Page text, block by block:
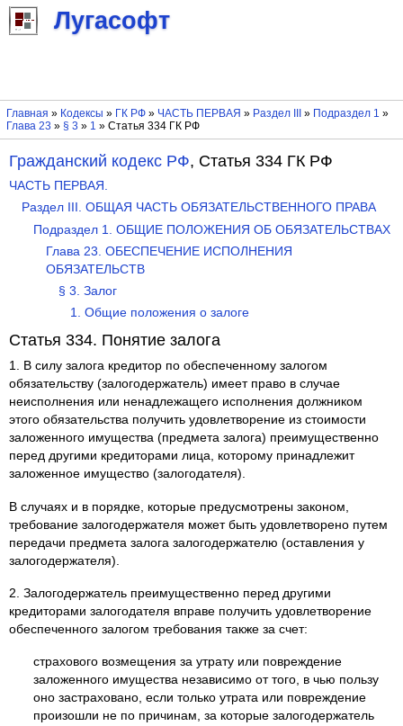
Лугасофт
Главная » Кодексы » ГК РФ» ЧАСТЬ ПЕРВАЯ » Раздел III » Подраздел 1 »
Глава 23 » § 3 » 1 » Статья 334 ГК РФ
Гражданский кодекс РФ, Статья 334 ГК РФ
ЧАСТЬ ПЕРВАЯ.
Раздел III. ОБЩАЯ ЧАСТЬ ОБЯЗАТЕЛЬСТВЕННОГО ПРАВА
Подраздел 1. ОБЩИЕ ПОЛОЖЕНИЯ ОБ ОБЯЗАТЕЛЬСТВАХ
Глава 23. ОБЕСПЕЧЕНИЕ ИСПОЛНЕНИЯ
ОБЯЗАТЕЛЬСТВ
§ 3. Залог
1. Общие положения о залоге
Статья 334. Понятие залога
1. В силу залога кредитор по обеспеченному залогом
обязательству (залогодержатель) имеет право в случае
неисполнения или ненадлежащего исполнения должником
этого обязательства получить удовлетворение из стоимости
заложенного имущества (предмета залога) преимущественно
перед другими кредиторами лица, которому принадлежит
заложенное имущество (залогодателя).
В случаях и в порядке, которые предусмотрены законом,
требование залогодержателя может быть удовлетворено путем
передачи предмета залога залогодержателю (оставления у
залогодержателя).
2. Залогодержатель преимущественно перед другими
кредиторами залогодателя вправе получить удовлетворение
обеспеченного залогом требования также за счет:
страхового возмещения за утрату или повреждение
заложенного имущества независимо от того, в чью пользу
оно застраховано, если только утрата или повреждение
произошли не по причинам, за которые залогодержатель